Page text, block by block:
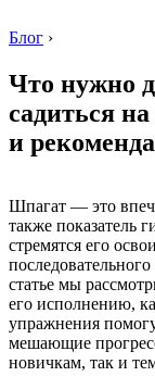
Блог ›
Что нужно
садиться
и
Шпагат — это
также показатель
стремятся его
статье мы
его исполнению,
упражнения
мешающие
новичкам, так и